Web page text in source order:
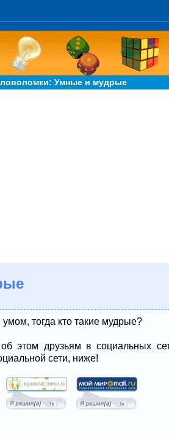
Умные и мудрые
тогда кто такие мудрые?
этом друзьям в социальных
сети, ниже!